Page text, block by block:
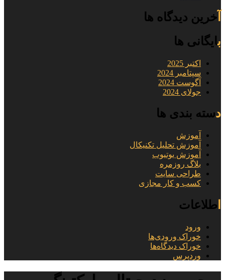
آخرین دیدگاه ها
بایگانی ها
اکتبر 2025
سپتامبر 2024
آگوست 2024
جولای 2024
دسته بندی ها
آموزش
آموزش تحلیل تکنیکال
آموزش یوتیوب
بلاگ روزمره
طراحی سایت
کسب و کار مجازی
اطلاعات
ورود
خوراک ورودی‌ها
خوراک دیدگاه‌ها
وردپرس